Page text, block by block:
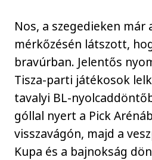
Nos, a szegedieken már
mérkőzésén látszott,
bravúrban. Jelentős
Tisza-parti játékosok
tavalyi BL-
góllal nyert a Pick
visszavágón, majd a
Kupa és a bajnokság